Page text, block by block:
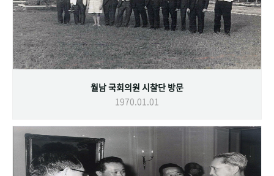
월남 국회의원 시찰단 방문
1970.01.01